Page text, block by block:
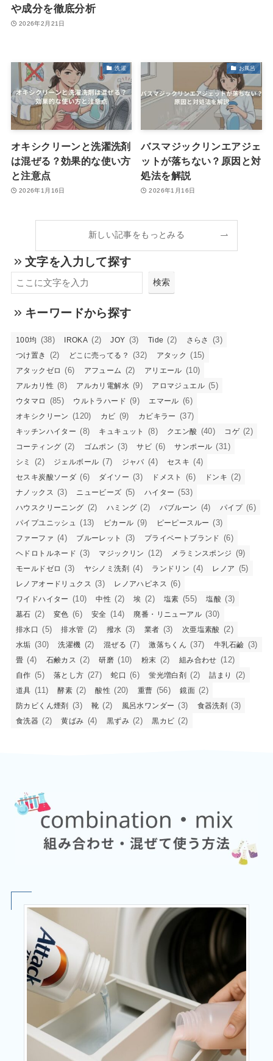
や成分を徹底分析
2026年2月21日
洗濯
オキシクリーンと洗濯洗剤
は混ぜる？効果的な使い方
と注意点
2026年1月16日
お風呂
バスマジックリンエアジェ
ットが落ちない？原因と対
処法を解説
2026年1月16日
新しい記事をもっとみる
文字を入力して探す
検索
キーワードから探す
100均 (38) IROKA (2) JOY (3) Tide (2) さらさ (3)
つけ置き (2) どこに売ってる？ (32) アタック (15)
アタックゼロ (6) アフューム (2) アリエール (10)
アルカリ性 (8) アルカリ電解水 (9) アロマジュエル (5)
ウタマロ (85) ウルトラハード (9) エマール (6)
オキシクリーン (120) カビ (9) カビキラー (37)
キッチンハイター (8) キュキュット (8) クエン酸 (40) コゲ (2)
コーティング (2) ゴムポン (3) サビ (6) サンポール (31)
シミ (2) ジェルボール (7) ジャバ (4) セスキ (4)
セスキ炭酸ソーダ (6) ダイソー (3) ドメスト (6) ドンキ (2)
ナノックス (3) ニュービーズ (5) ハイター (53)
ハウスクリーニング (2) ハミング (2) バブルーン (4) パイプ (6)
パイプユニッシュ (13) ピカール (9) ピーピースルー (3)
ファーファ (4) ブルーレット (3) プライベートブランド (6)
ヘドロトルネード (3) マジックリン (12) メラミンスポンジ (9)
モールドゼロ (3) ヤシノミ洗剤 (4) ランドリン (4) レノア (5)
レノアオードリュクス (3) レノアハピネス (6)
ワイドハイター (10) 中性 (2) 埃 (2) 塩素 (55) 塩酸 (3)
墓石 (2) 変色 (6) 安全 (14) 廃番・リニューアル (30)
排水口 (5) 排水管 (2) 撥水 (3) 業者 (3) 次亜塩素酸 (2)
水垢 (30) 洗濯機 (2) 混ぜる (7) 激落ちくん (37) 牛乳石鹼 (3)
畳 (4) 石鹸カス (2) 研磨 (10) 粉末 (2) 組み合わせ (12)
自作 (5) 落とし方 (27) 蛇口 (6) 蛍光増白剤 (2) 詰まり (2)
道具 (11) 酵素 (2) 酸性 (20) 重曹 (56) 鏡面 (2)
防カビくん煙剤 (3) 靴 (2) 風呂水ワンダー (3) 食器洗剤 (3)
食洗器 (2) 黄ばみ (4) 黒ずみ (2) 黒カビ (2)